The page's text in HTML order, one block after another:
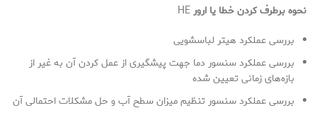
نحوه برطرف کردن خطا یا ارورHE
بررسی عملکرد هیتر لباسشویی
بررسی عملکرد سنسور دما جهت پیشگیری از عمل کردن آن به غیر از
بازه‌های زمانی تعیین شده
بررسی عملکرد سنسور تنظیم میزان سطح آب و حل مشکلات احتمالی آن